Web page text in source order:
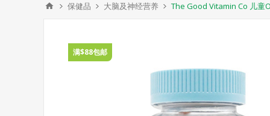
保健品 大脑及神经营养 The Good Vitamin Co 儿童
满$88包邮